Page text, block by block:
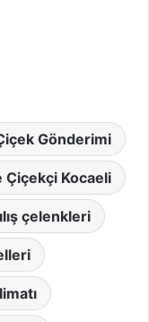
Gönderimi
Çiçekçi Kocaeli
çelenkleri